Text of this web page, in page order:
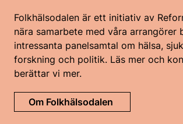
Folkhälsodalen är ett initiativ av
nära samarbete med våra arrangörer
intressanta panelsamtal om hälsa,
forskning och politik. Läs mer och
berättar vi mer.
Om Folkhälsodalen